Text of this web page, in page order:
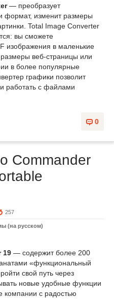
— преобразует
формат, изменит размеры
Total Image Converter
вы сможете
изображения в маленькие
размеры веб-страницы или
в более популярные
графики позволит
работать с файлами
0
Commander
257
(на русском)
19 — содержит более 200
«функциональный
свой путь через
новые удобные функции
компании с радостью